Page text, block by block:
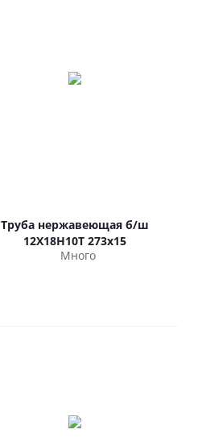
Труба нержавеющая б/ш
12Х18Н10Т 273х15
Много